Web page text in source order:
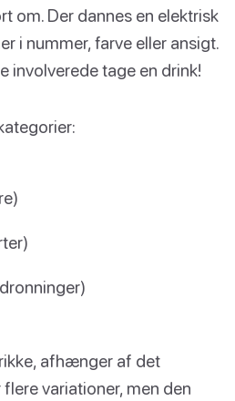
om. Der dannes en elektrisk
i nummer, farve eller ansigt.
involverede tage en drink!
afhænger af det
variationer, men den